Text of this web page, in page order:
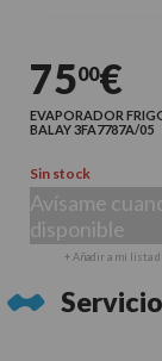
7500€
EVAPORADOR
BALAY 3FA7787A/05
Sin stock
Avísame
disponible
+ Añadir a mi lista